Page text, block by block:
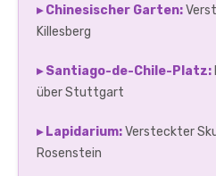
▸ Chinesischer Garten:
Killesberg
▸ Santiago-de-Chile-Platz:
über Stuttgart
▸ Lapidarium:Versteckter
Rosenstein